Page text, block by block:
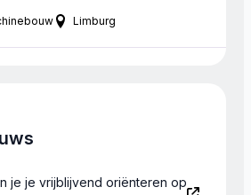
Limburg
je je vrijblijvend oriënteren op